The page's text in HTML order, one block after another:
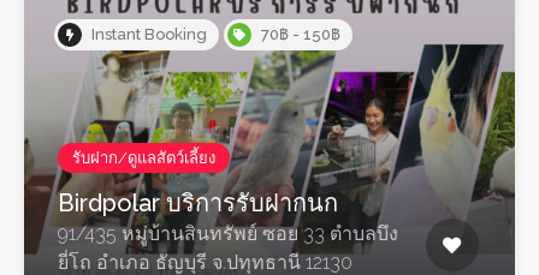
Instant Booking 70฿ - 150฿
รับฝาก/ดูแลสัตว์เลี้ยง
Birdpolar บริการรับฝากนก
91/435 หมู่บ้านสินทรัพย์ ซอย 33 ตำบลบึง
ยี่โถ อำเภอ ธัญบุรี จ.ปทุทธานี 12130